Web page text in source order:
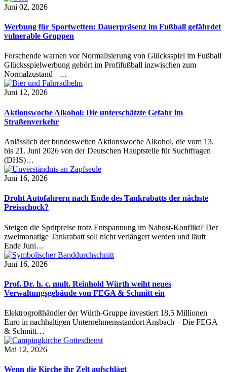
Juni 02, 2026
Werbung für Sportwetten: Dauerpräsenz im Fußball gefährdet
vulnerable Gruppen
Forschende warnen vor Normalisierung von Glücksspiel im Fußball
Glücksspielwerbung gehört im Profifußball inzwischen zum
Normalzustand –…
Juni 12, 2026
Aktionswoche Alkohol: Die unterschätzte Gefahr im
Straßenverkehr
Anlässlich der bundesweiten Aktionswoche Alkohol, die vom 13.
bis 21. Juni 2026 von der Deutschen Hauptstelle für Suchtfragen
(DHS)…
Juni 16, 2026
Droht Autofahrern nach Ende des Tankrabatts der nächste
Preisschock?
Steigen die Spritpreise trotz Entspannung im Nahost-Konflikt? Der
zweimonatige Tankrabatt soll nicht verlängert werden und läuft
Ende Juni…
Juni 16, 2026
Prof. Dr. h. c. mult. Reinhold Würth weiht neues
Verwaltungsgebäude von FEGA & Schmitt ein
Elektrogroßhändler der Würth-Gruppe investiert 18,5 Millionen
Euro in nachhaltigen Unternehmensstandort Ansbach – Die FEGA
& Schmitt…
Mai 12, 2026
Wenn die Kirche ihr Zelt aufschlägt